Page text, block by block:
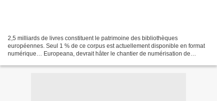
2,5 milliards de livres constituent le patrimoine des bibliothèques
européennes. Seul 1 % de ce corpus est actuellement disponible en format
numérique… Europeana, devrait hâter le chantier de numérisation de